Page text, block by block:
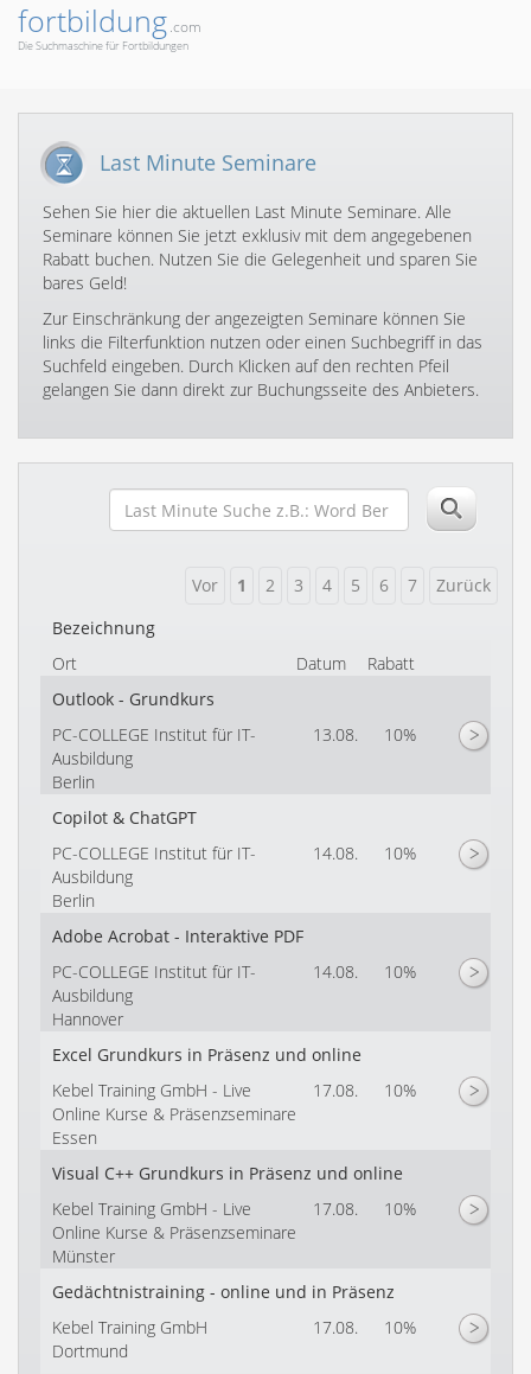
fortbildung.com
Die Suchmaschine für Fortbildungen
Last Minute Seminare
Sehen Sie hier die aktuellen Last Minute Seminare. Alle
Seminare können Sie jetzt exklusiv mit dem angegebenen
Rabatt buchen. Nutzen Sie die Gelegenheit und sparen Sie
bares Geld!
Zur Einschränkung der angezeigten Seminare können Sie
links die Filterfunktion nutzen oder einen Suchbegriff in das
Suchfeld eingeben. Durch Klicken auf den rechten Pfeil
gelangen Sie dann direkt zur Buchungsseite des Anbieters.
Bezeichnung
Ort
Datum
Rabatt
Outlook - Grundkurs
PC-COLLEGE Institut für IT-
Ausbildung
Berlin
13.08. 10%
Copilot & ChatGPT
PC-COLLEGE Institut für IT-
Ausbildung
Berlin
14.08. 10%
Adobe Acrobat - Interaktive PDF
PC-COLLEGE Institut für IT-
Ausbildung
Hannover
14.08. 10%
Excel Grundkurs in Präsenz und online
Kebel Training GmbH - Live
Online Kurse & Präsenzseminare
Essen
17.08. 10%
Visual C++ Grundkurs in Präsenz und online
Kebel Training GmbH - Live
Online Kurse & Präsenzseminare
Münster
17.08. 10%
Gedächtnistraining - online und in Präsenz
Kebel Training GmbH
Dortmund
17.08. 10%